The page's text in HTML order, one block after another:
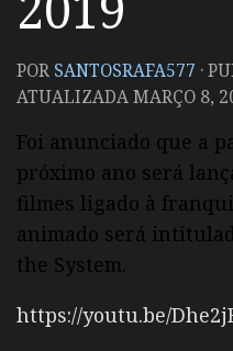
POR SANTOSRAFA577 ·
ATUALIZADAMARÇO 8,
Foi anunciado que a
próximo ano será
filmes ligado à
animado será
the System.
https://youtu.be/